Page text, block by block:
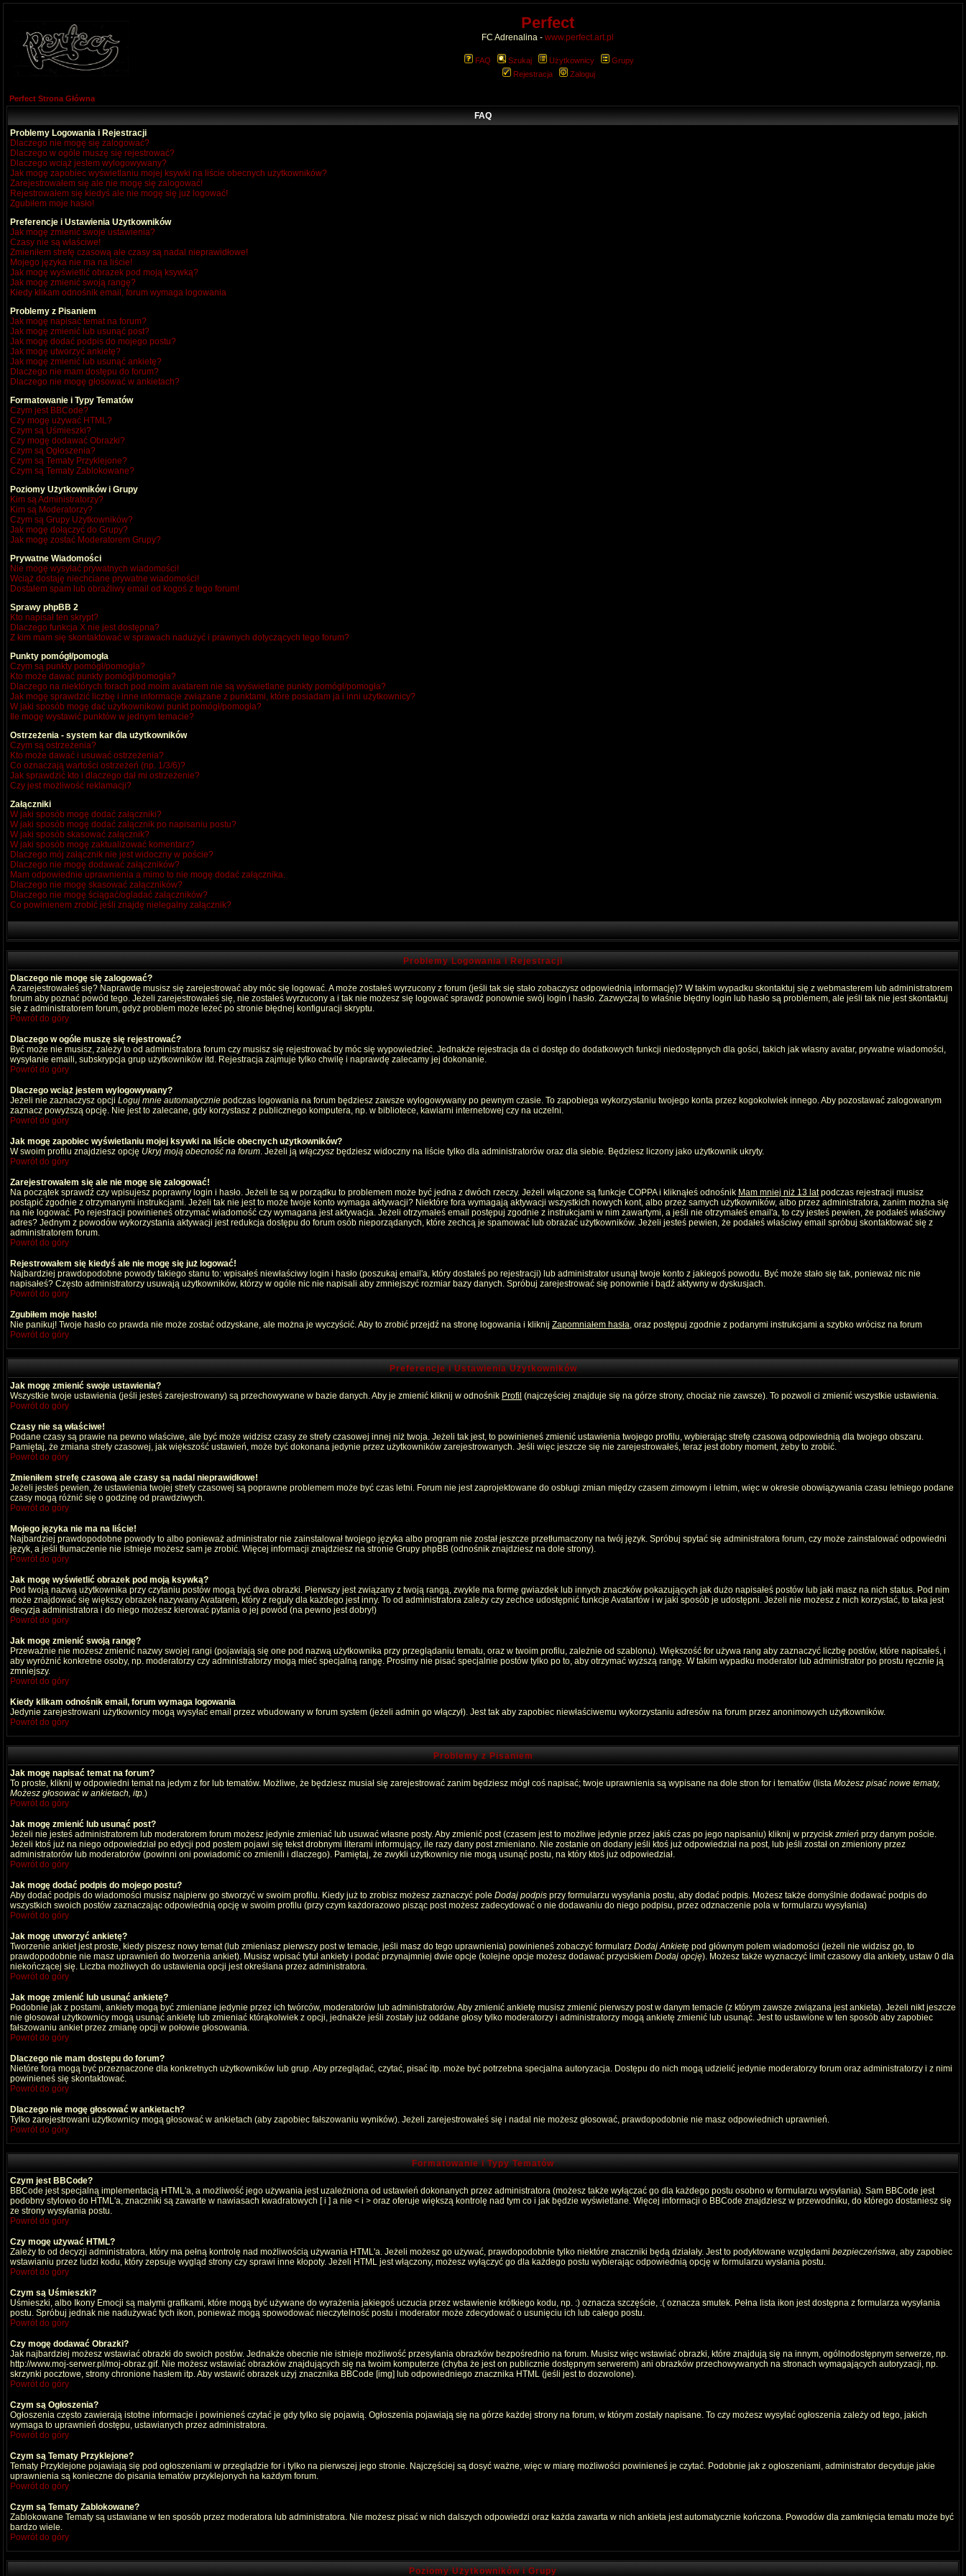
Perfect
FC Adrenalina - www.perfect.art.pl
FAQ Szukaj Użytkownicy
Grupy
Rejestracja
Zaloguj
Perfect Strona Główna
FAQ
Problemy Logowania i Rejestracji
Dlaczego nie mogę się zalogować?
Dlaczego w ogóle muszę się rejestrować?
Dlaczego wciąż jestem wylogowywany?
Jak mogę zapobiec wyświetlaniu mojej ksywki na liście obecnych użytkowników?
Zarejestrowałem się ale nie mogę się zalogować!
Rejestrowałem się kiedyś ale nie mogę się już logować!
Zgubiłem moje hasło!
Preferencje i Ustawienia Użytkowników
Jak mogę zmienić swoje ustawienia?
Czasy nie są właściwe!
Zmieniłem strefę czasową ale czasy są nadal nieprawidłowe!
Mojego języka nie ma na liście!
Jak mogę wyświetlić obrazek pod moją ksywką?
Jak mogę zmienić swoją rangę?
Kiedy klikam odnośnik email, forum wymaga logowania
Problemy z Pisaniem
Jak mogę napisać temat na forum?
Jak mogę zmienić lub usunąć post?
Jak mogę dodać podpis do mojego postu?
Jak mogę utworzyć ankietę?
Jak mogę zmienić lub usunąć ankietę?
Dlaczego nie mam dostępu do forum?
Dlaczego nie mogę głosować w ankietach?
Formatowanie i Typy Tematów
Czym jest BBCode?
Czy mogę używać HTML?
Czym są Uśmieszki?
Czy mogę dodawać Obrazki?
Czym są Ogłoszenia?
Czym są Tematy Przyklejone?
Czym są Tematy Zablokowane?
Poziomy Użytkowników i Grupy
Kim są Administratorzy?
Kim są Moderatorzy?
Czym są Grupy Użytkowników?
Jak mogę dołączyć do Grupy?
Jak mogę zostać Moderatorem Grupy?
Prywatne Wiadomości
Nie mogę wysyłać prywatnych wiadomości!
Wciąż dostaję niechciane prywatne wiadomości!
Dostałem spam lub obraźliwy email od kogoś z tego forum!
Sprawy phpBB 2
Kto napisał ten skrypt?
Dlaczego funkcja X nie jest dostępna?
Z kim mam się skontaktować w sprawach nadużyć i prawnych dotyczących tego forum?
Punkty pomógł/pomogła
Czym są punkty pomógł/pomogła?
Kto może dawać punkty pomógł/pomogła?
Dlaczego na niektórych forach pod moim avatarem nie są wyświetlane punkty pomógł/pomogła?
Jak mogę sprawdzić liczbę i inne informacje związane z punktami, które posiadam ja i inni użytkownicy?
W jaki sposób mogę dać użytkownikowi punkt pomógł/pomogła?
Ile mogę wystawić punktów w jednym temacie?
Ostrzeżenia - system kar dla użytkowników
Czym są ostrzeżenia?
Kto może dawać i usuwać ostrzeżenia?
Co oznaczają wartości ostrzeżeń (np. 1/3/6)?
Jak sprawdzić kto i dlaczego dał mi ostrzeżenie?
Czy jest możliwość reklamacji?
Załączniki
W jaki sposób mogę dodać załączniki?
W jaki sposób mogę dodać załącznik po napisaniu postu?
W jaki sposób skasować załącznik?
W jaki sposób mogę zaktualizować komentarz?
Dlaczego mój załącznik nie jest widoczny w poście?
Dlaczego nie mogę dodawać załączników?
Mam odpowiednie uprawnienia a mimo to nie mogę dodać załącznika.
Dlaczego nie mogę skasować załączników?
Dlaczego nie mogę ściągać/ogladać załączników?
Co powinienem zrobić jeśli znajdę nielegalny załącznik?
Problemy Logowania i Rejestracji
Dlaczego nie mogę się zalogować?
A zarejestrowałeś się? Naprawdę musisz się zarejestrować aby móc się logować. A może zostałeś wyrzucony z forum (jeśli tak się stało zobaczysz odpowiednią informację)? W takim wypadku skontaktuj się z webmasterem lub administratorem
forum aby poznać powód tego. Jeżeli zarejestrowałeś się, nie zostałeś wyrzucony a i tak nie możesz się logować sprawdź ponownie swój login i hasło. Zazwyczaj to właśnie błędny login lub hasło są problemem, ale jeśli tak nie jest skontaktuj
się z administratorem forum, gdyż problem może leżeć po stronie błędnej konfiguracji skryptu.
Powrót do góry
Dlaczego w ogóle muszę się rejestrować?
Być może nie musisz, zależy to od administratora forum czy musisz się rejestrować by móc się wypowiedzieć. Jednakże rejestracja da ci dostęp do dodatkowych funkcji niedostępnych dla gości, takich jak własny avatar, prywatne wiadomości,
wysyłanie emaili, subskrypcja grup użytkowników itd. Rejestracja zajmuje tylko chwilę i naprawdę zalecamy jej dokonanie.
Powrót do góry
Dlaczego wciąż jestem wylogowywany?
Jeżeli nie zaznaczysz opcji Loguj mnie automatycznie podczas logowania na forum będziesz zawsze wylogowywany po pewnym czasie. To zapobiega wykorzystaniu twojego konta przez kogokolwiek innego. Aby pozostawać zalogowanym
zaznacz powyższą opcję. Nie jest to zalecane, gdy korzystasz z publicznego komputera, np. w bibliotece, kawiarni internetowej czy na uczelni.
Powrót do góry
Jak mogę zapobiec wyświetlaniu mojej ksywki na liście obecnych użytkowników?
W swoim profilu znajdziesz opcję Ukryj moją obecność na forum. Jeżeli ją włączysz będziesz widoczny na liście tylko dla administratorów oraz dla siebie. Będziesz liczony jako użytkownik ukryty.
Powrót do góry
Zarejestrowałem się ale nie mogę się zalogować!
Na początek sprawdź czy wpisujesz poprawny login i hasło. Jeżeli te są w porządku to problemem może być jedna z dwóch rzeczy. Jeżeli włączone są funkcje COPPA i kliknąłeś odnośnik Mam mniej niż 13 latpodczas rejestracji musisz
postąpić zgodnie z otrzymanymi instrukcjami. Jeżeli tak nie jest to może twoje konto wymaga aktywacji? Niektóre fora wymagają aktywacji wszystkich nowych kont, albo przez samych użytkowników, albo przez administratora, zanim można się
na nie logować. Po rejestracji powinieneś otrzymać wiadomość czy wymagana jest aktywacja. Jeżeli otrzymałeś email postępuj zgodnie z instrukcjami w nim zawartymi, a jeśli nie otrzymałeś email'a, to czy jesteś pewien, że podałeś właściwy
adres? Jednym z powodów wykorzystania aktywacji jest redukcja dostępu do forum osób nieporządanych, które zechcą je spamować lub obrażać użytkowników. Jeżeli jesteś pewien, że podałeś właściwy email spróbuj skontaktować się z
administratorem forum.
Powrót do góry
Rejestrowałem się kiedyś ale nie mogę się już logować!
Najbardziej prawdopodobne powody takiego stanu to: wpisałeś niewłaściwy login i hasło (poszukaj email'a, który dostałeś po rejestracji) lub administrator usunął twoje konto z jakiegoś powodu. Być może stało się tak, ponieważ nic nie
napisałeś? Często administratorzy usuwają użytkowników, którzy w ogóle nic nie napisali aby zmniejszyć rozmiar bazy danych. Spróbuj zarejestrować się ponownie i bądź aktywny w dyskusjach.
Powrót do góry
Zgubiłem moje hasło!
Nie panikuj! Twoje hasło co prawda nie może zostać odzyskane, ale można je wyczyścić. Aby to zrobić przejdź na stronę logowania i kliknij Zapomniałem hasła, oraz postępuj zgodnie z podanymi instrukcjami a szybko wrócisz na forum
Powrót do góry
Preferencje i Ustawienia Użytkowników
Jak mogę zmienić swoje ustawienia?
Wszystkie twoje ustawienia (jeśli jesteś zarejestrowany) są przechowywane w bazie danych. Aby je zmienić kliknij w odnośnik Profil (najczęściej znajduje się na górze strony, chociaż nie zawsze). To pozwoli ci zmienić wszystkie ustawienia.
Powrót do góry
Czasy nie są właściwe!
Podane czasy są prawie na pewno właściwe, ale być może widzisz czasy ze strefy czasowej innej niż twoja. Jeżeli tak jest, to powinieneś zmienić ustawienia twojego profilu, wybierając strefę czasową odpowiednią dla twojego obszaru.
Pamiętaj, że zmiana strefy czasowej, jak większość ustawień, może być dokonana jedynie przez użytkowników zarejestrowanych. Jeśli więc jeszcze się nie zarejestrowałeś, teraz jest dobry moment, żeby to zrobić.
Powrót do góry
Zmieniłem strefę czasową ale czasy są nadal nieprawidłowe!
Jeżeli jesteś pewien, że ustawienia twojej strefy czasowej są poprawne problemem może być czas letni. Forum nie jest zaprojektowane do osbługi zmian między czasem zimowym i letnim, więc w okresie obowiązywania czasu letniego podane
czasy mogą różnić się o godzinę od prawdziwych.
Powrót do góry
Mojego języka nie ma na liście!
Najbardziej prawdopodobne powody to albo ponieważ administrator nie zainstalował twojego języka albo program nie został jeszcze przetłumaczony na twój język. Spróbuj spytać się administratora forum, czy może zainstalować odpowiedni
język, a jeśli tłumaczenie nie istnieje możesz sam je zrobić. Więcej informacji znajdziesz na stronie Grupy phpBB (odnośnik znajdziesz na dole strony).
Powrót do góry
Jak mogę wyświetlić obrazek pod moją ksywką?
Pod twoją nazwą użytkownika przy czytaniu postów mogą być dwa obrazki. Pierwszy jest związany z twoją rangą, zwykle ma formę gwiazdek lub innych znaczków pokazujących jak dużo napisałeś postów lub jaki masz na nich status. Pod nim
może znajdować się większy obrazek nazywany Avatarem, który z reguły dla każdego jest inny. To od administratora zależy czy zechce udostępnić funkcje Avatartów i w jaki sposób je udostępni. Jeżeli nie możesz z nich korzystać, to taka jest
decyzja administratora i do niego możesz kierować pytania o jej powód (na pewno jest dobry!)
Powrót do góry
Jak mogę zmienić swoją rangę?
Przeważnie nie możesz zmienić nazwy swojej rangi (pojawiają się one pod nazwą użytkownika przy przeglądaniu tematu, oraz w twoim profilu, zależnie od szablonu). Większość for używa rang aby zaznaczyć liczbę postów, które napisałeś, i
aby wyróżnić konkretne osoby, np. moderatorzy czy administratorzy mogą mieć specjalną rangę. Prosimy nie pisać specjalnie postów tylko po to, aby otrzymać wyższą rangę. W takim wypadku moderator lub administrator po prostu ręcznie ją
zmniejszy.
Powrót do góry
Kiedy klikam odnośnik email, forum wymaga logowania
Jedynie zarejestrowani użytkownicy mogą wysyłać email przez wbudowany w forum system (jeżeli admin go włączył). Jest tak aby zapobiec niewłaściwemu wykorzystaniu adresów na forum przez anonimowych użytkowników.
Powrót do góry
Problemy z Pisaniem
Jak mogę napisać temat na forum?
To proste, kliknij w odpowiedni temat na jedym z for lub tematów. Możliwe, że będziesz musiał się zarejestrować zanim będziesz mógł coś napisać; twoje uprawnienia są wypisane na dole stron for i tematów (lista Możesz pisać nowe tematy,
Możesz głosować w ankietach, itp.)
Powrót do góry
Jak mogę zmienić lub usunąć post?
Jeżeli nie jesteś administratorem lub moderatorem forum możesz jedynie zmieniać lub usuwać własne posty. Aby zmienić post (czasem jest to możliwe jedynie przez jakiś czas po jego napisaniu) kliknij w przycisk zmień przy danym poście.
Jeżeli ktoś już na niego odpowiedział po edycji pod postem pojawi się tekst drobnymi literami informujący, ile razy dany post zmieniano. Nie zostanie on dodany jeśli ktoś już odpowiedział na post, lub jeśli został on zmieniony przez
administratorów lub moderatorów (powinni oni powiadomić co zmienili i dlaczego). Pamiętaj, że zwykli użytkownicy nie mogą usunąć postu, na który ktoś już odpowiedział.
Powrót do góry
Jak mogę dodać podpis do mojego postu?
Aby dodać podpis do wiadomości musisz najpierw go stworzyć w swoim profilu. Kiedy już to zrobisz możesz zaznaczyć pole Dodaj podpis przy formularzu wysyłania postu, aby dodać podpis. Możesz także domyślnie dodawać podpis do
wszystkich swoich postów zaznaczając odpowiednią opcję w swoim profilu (przy czym każdorazowo pisząc post możesz zadecydować o nie dodawaniu do niego podpisu, przez odznaczenie pola w formularzu wysyłania)
Powrót do góry
Jak mogę utworzyć ankietę?
Tworzenie ankiet jest proste, kiedy piszesz nowy temat (lub zmieniasz pierwszy post w temacie, jeśli masz do tego uprawnienia) powinieneś zobaczyć formularz Dodaj Ankietę pod głównym polem wiadomości (jeżeli nie widzisz go, to
prawdopodobnie nie masz uprawnień do tworzenia ankiet). Musisz wpisać tytuł ankiety i podać przynajmniej dwie opcje (kolejne opcje możesz dodawać przyciskiem Dodaj opcję). Możesz także wyznaczyć limit czasowy dla ankiety, ustaw 0 dla
niekończącej się. Liczba możliwych do ustawienia opcji jest określana przez administratora.
Powrót do góry
Jak mogę zmienić lub usunąć ankietę?
Podobnie jak z postami, ankiety mogą być zmieniane jedynie przez ich twórców, moderatorów lub administratorów. Aby zmienić ankietę musisz zmienić pierwszy post w danym temacie (z którym zawsze związana jest ankieta). Jeżeli nikt jeszcze
nie głosował użytkownicy mogą usunąć ankietę lub zmieniać którąkolwiek z opcji, jednakże jeśli zostały już oddane głosy tylko moderatorzy i administratorzy mogą ankietę zmienić lub usunąć. Jest to ustawione w ten sposób aby zapobiec
fałszowaniu ankiet przez zmianę opcji w połowie głosowania.
Powrót do góry
Dlaczego nie mam dostępu do forum?
Nietóre fora mogą być przeznaczone dla konkretnych użytkowników lub grup. Aby przeglądać, czytać, pisać itp. może być potrzebna specjalna autoryzacja. Dostępu do nich mogą udzielić jedynie moderatorzy forum oraz administratorzy i z nimi
powinieneś się skontaktować.
Powrót do góry
Dlaczego nie mogę głosować w ankietach?
Tylko zarejestrowani użytkownicy mogą głosować w ankietach (aby zapobiec fałszowaniu wyników). Jeżeli zarejestrowałeś się i nadal nie możesz głosować, prawdopodobnie nie masz odpowiednich uprawnień.
Powrót do góry
Formatowanie i Typy Tematów
Czym jest BBCode?
BBCode jest specjalną implementacją HTML'a, a możliwość jego używania jest uzależniona od ustawień dokonanych przez administratora (możesz także wyłączać go dla każdego postu osobno w formularzu wysyłania). Sam BBCode jest
podobny stylowo do HTML'a, znaczniki są zawarte w nawiasach kwadratowych [ i ] a nie < i > oraz oferuje większą kontrolę nad tym co i jak będzie wyświetlane. Więcej informacji o BBCode znajdziesz w przewodniku, do którego dostaniesz się
ze strony wysyłania postu.
Powrót do góry
Czy mogę używać HTML?
Zależy to od decyzji administratora, który ma pełną kontrolę nad możliwością używania HTML'a. Jeżeli możesz go używać, prawdopodobnie tylko niektóre znaczniki będą działały. Jest to podyktowane względami bezpieczeństwa, aby zapobiec
wstawianiu przez ludzi kodu, który zepsuje wygląd strony czy sprawi inne kłopoty. Jeżeli HTML jest włączony, możesz wyłączyć go dla każdego postu wybierając odpowiednią opcję w formularzu wysłania postu.
Powrót do góry
Czym są Uśmieszki?
Uśmieszki, albo Ikony Emocji są małymi grafikami, które mogą być używane do wyrażenia jakiegoś uczucia przez wstawienie krótkiego kodu, np. :) oznacza szczęście, :( oznacza smutek. Pełna lista ikon jest dostępna z formularza wysyłania
postu. Spróbuj jednak nie nadużywać tych ikon, ponieważ mogą spowodować nieczytelność postu i moderator może zdecydować o usunięciu ich lub całego postu.
Powrót do góry
Czy mogę dodawać Obrazki?
Jak najbardziej możesz wstawiać obrazki do swoich postów. Jednakże obecnie nie istnieje możliwość przesyłania obrazków bezpośrednio na forum. Musisz więc wstawiać obrazki, które znajdują się na innym, ogólnodostępnym serwerze, np.
http://www.moj-serwer.pl/moj-obraz.gif. Nie możesz wstawiać obrazków znajdujących się na twoim komputerze (chyba że jest on publicznie dostępnym serwerem) ani obrazków przechowywanych na stronach wymagających autoryzacji, np.
skrzynki pocztowe, strony chronione hasłem itp. Aby wstawić obrazek użyj znacznika BBCode [img] lub odpowiedniego znacznika HTML (jeśli jest to dozwolone).
Powrót do góry
Czym są Ogłoszenia?
Ogłoszenia często zawierają istotne informacje i powinieneś czytać je gdy tylko się pojawią. Ogłoszenia pojawiają się na górze każdej strony na forum, w którym zostały napisane. To czy możesz wysyłać ogłoszenia zależy od tego, jakich
wymaga to uprawnień dostępu, ustawianych przez administratora.
Powrót do góry
Czym są Tematy Przyklejone?
Tematy Przyklejone pojawiają się pod ogłoszeniami w przeglądzie for i tylko na pierwszej jego stronie. Najczęściej są dosyć ważne, więc w miarę możliwości powinieneś je czytać. Podobnie jak z ogłoszeniami, administrator decyduje jakie
uprawnienia są konieczne do pisania tematów przyklejonych na każdym forum.
Powrót do góry
Czym są Tematy Zablokowane?
Zablokowane Tematy są ustawiane w ten sposób przez moderatora lub administratora. Nie możesz pisać w nich dalszych odpowiedzi oraz każda zawarta w nich ankieta jest automatycznie kończona. Powodów dla zamknięcia tematu może być
bardzo wiele.
Powrót do góry
Poziomy Użytkowników i Grupy